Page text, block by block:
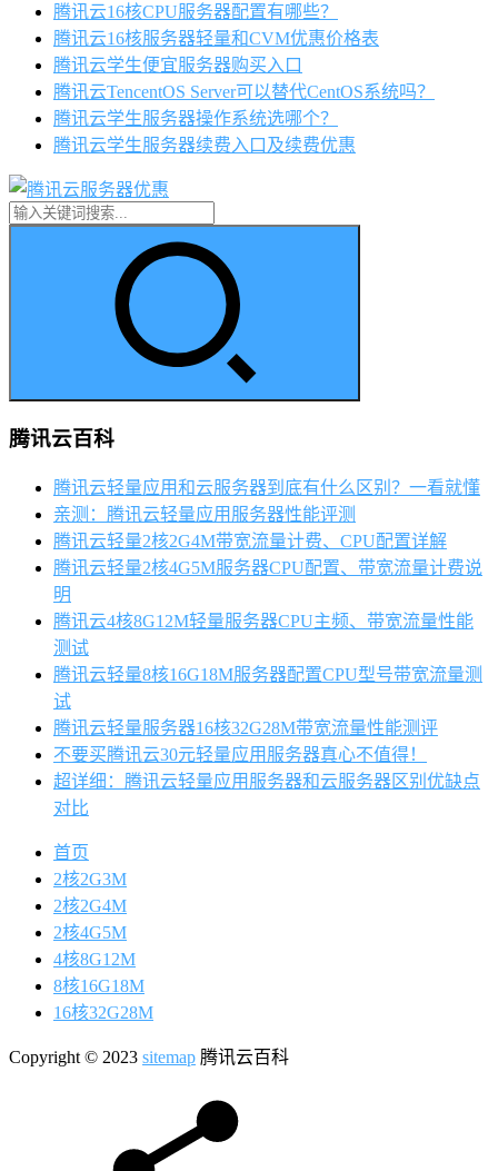
腾讯云16核CPU服务器配置有哪些？
腾讯云16核服务器轻量和CVM优惠价格表
腾讯云学生便宜服务器购买入口
腾讯云TencentOS Server可以替代CentOS系统吗？
腾讯云学生服务器操作系统选哪个？
腾讯云学生服务器续费入口及续费优惠
腾讯云百科
腾讯云轻量应用和云服务器到底有什么区别？一看就懂
亲测：腾讯云轻量应用服务器性能评测
腾讯云轻量2核2G4M带宽流量计费、CPU配置详解
腾讯云轻量2核4G5M服务器CPU配置、带宽流量计费说
明
腾讯云4核8G12M轻量服务器CPU主频、带宽流量性能
测试
腾讯云轻量8核16G18M服务器配置CPU型号带宽流量测
试
腾讯云轻量服务器16核32G28M带宽流量性能测评
不要买腾讯云30元轻量应用服务器真心不值得！
超详细：腾讯云轻量应用服务器和云服务器区别优缺点
对比
首页
2核2G3M
2核2G4M
2核4G5M
4核8G12M
8核16G18M
16核32G28M
Copyright © 2023 sitemap 腾讯云百科